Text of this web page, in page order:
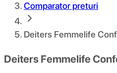
Comparator preturi
Deiters Femmelife
Deiters Femmelife